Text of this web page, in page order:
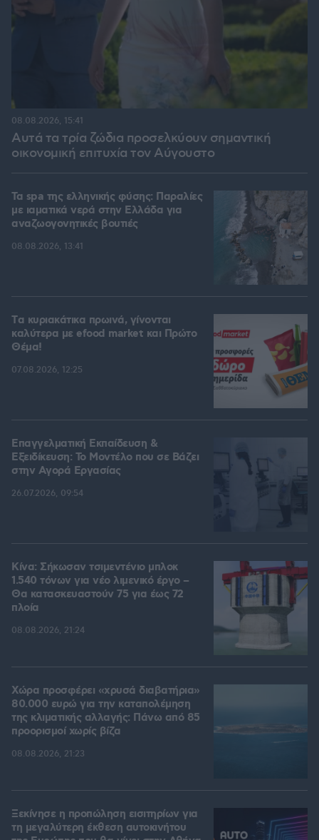
Αυτά τα τρία ζώδια προσελκύουν σημαντική
οικονομική επιτυχία τον Αύγουστο
08.08.2026, 15:41
Τα spa της ελληνικής φύσης: Παραλίες
με ιαματικά νερά στην Ελλάδα για
αναζωογονητικές βουτιές
08.08.2026, 13:41
Tα κυριακάτικα πρωινά, γίνονται
καλύτερα με efood market και Πρώτο
Θέμα!
07.08.2026, 12:25
Επαγγελματική Εκπαίδευση &
Εξειδίκευση: Το Mοντέλο που σε Bάζει
στην Aγορά Eργασίας
26.07.2026, 09:54
Κίνα: Σήκωσαν τσιμεντένιο μπλοκ
1.540 τόνων για νέο λιμενικό έργο –
Θα κατασκευαστούν 75 για έως 72
πλοία
08.08.2026, 21:24
Χώρα προσφέρει «χρυσά διαβατήρια»
80.000 ευρώ για την καταπολέμηση
της κλιματικής αλλαγής: Πάνω από 85
προορισμοί χωρίς βίζα
08.08.2026, 21:23
Ξεκίνησε η προπώληση εισιτηρίων για
τη μεγαλύτερη έκθεση αυτοκινήτου